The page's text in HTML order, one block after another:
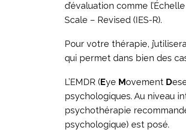
d’évaluation comme
Scale – Revised (IES-R).
Pour votre thérapie,
qui permet dans bien des
L’EMDR (Eye Movement D
psychologiques. Au niveau
psychothérapie
psychologique) est posé.